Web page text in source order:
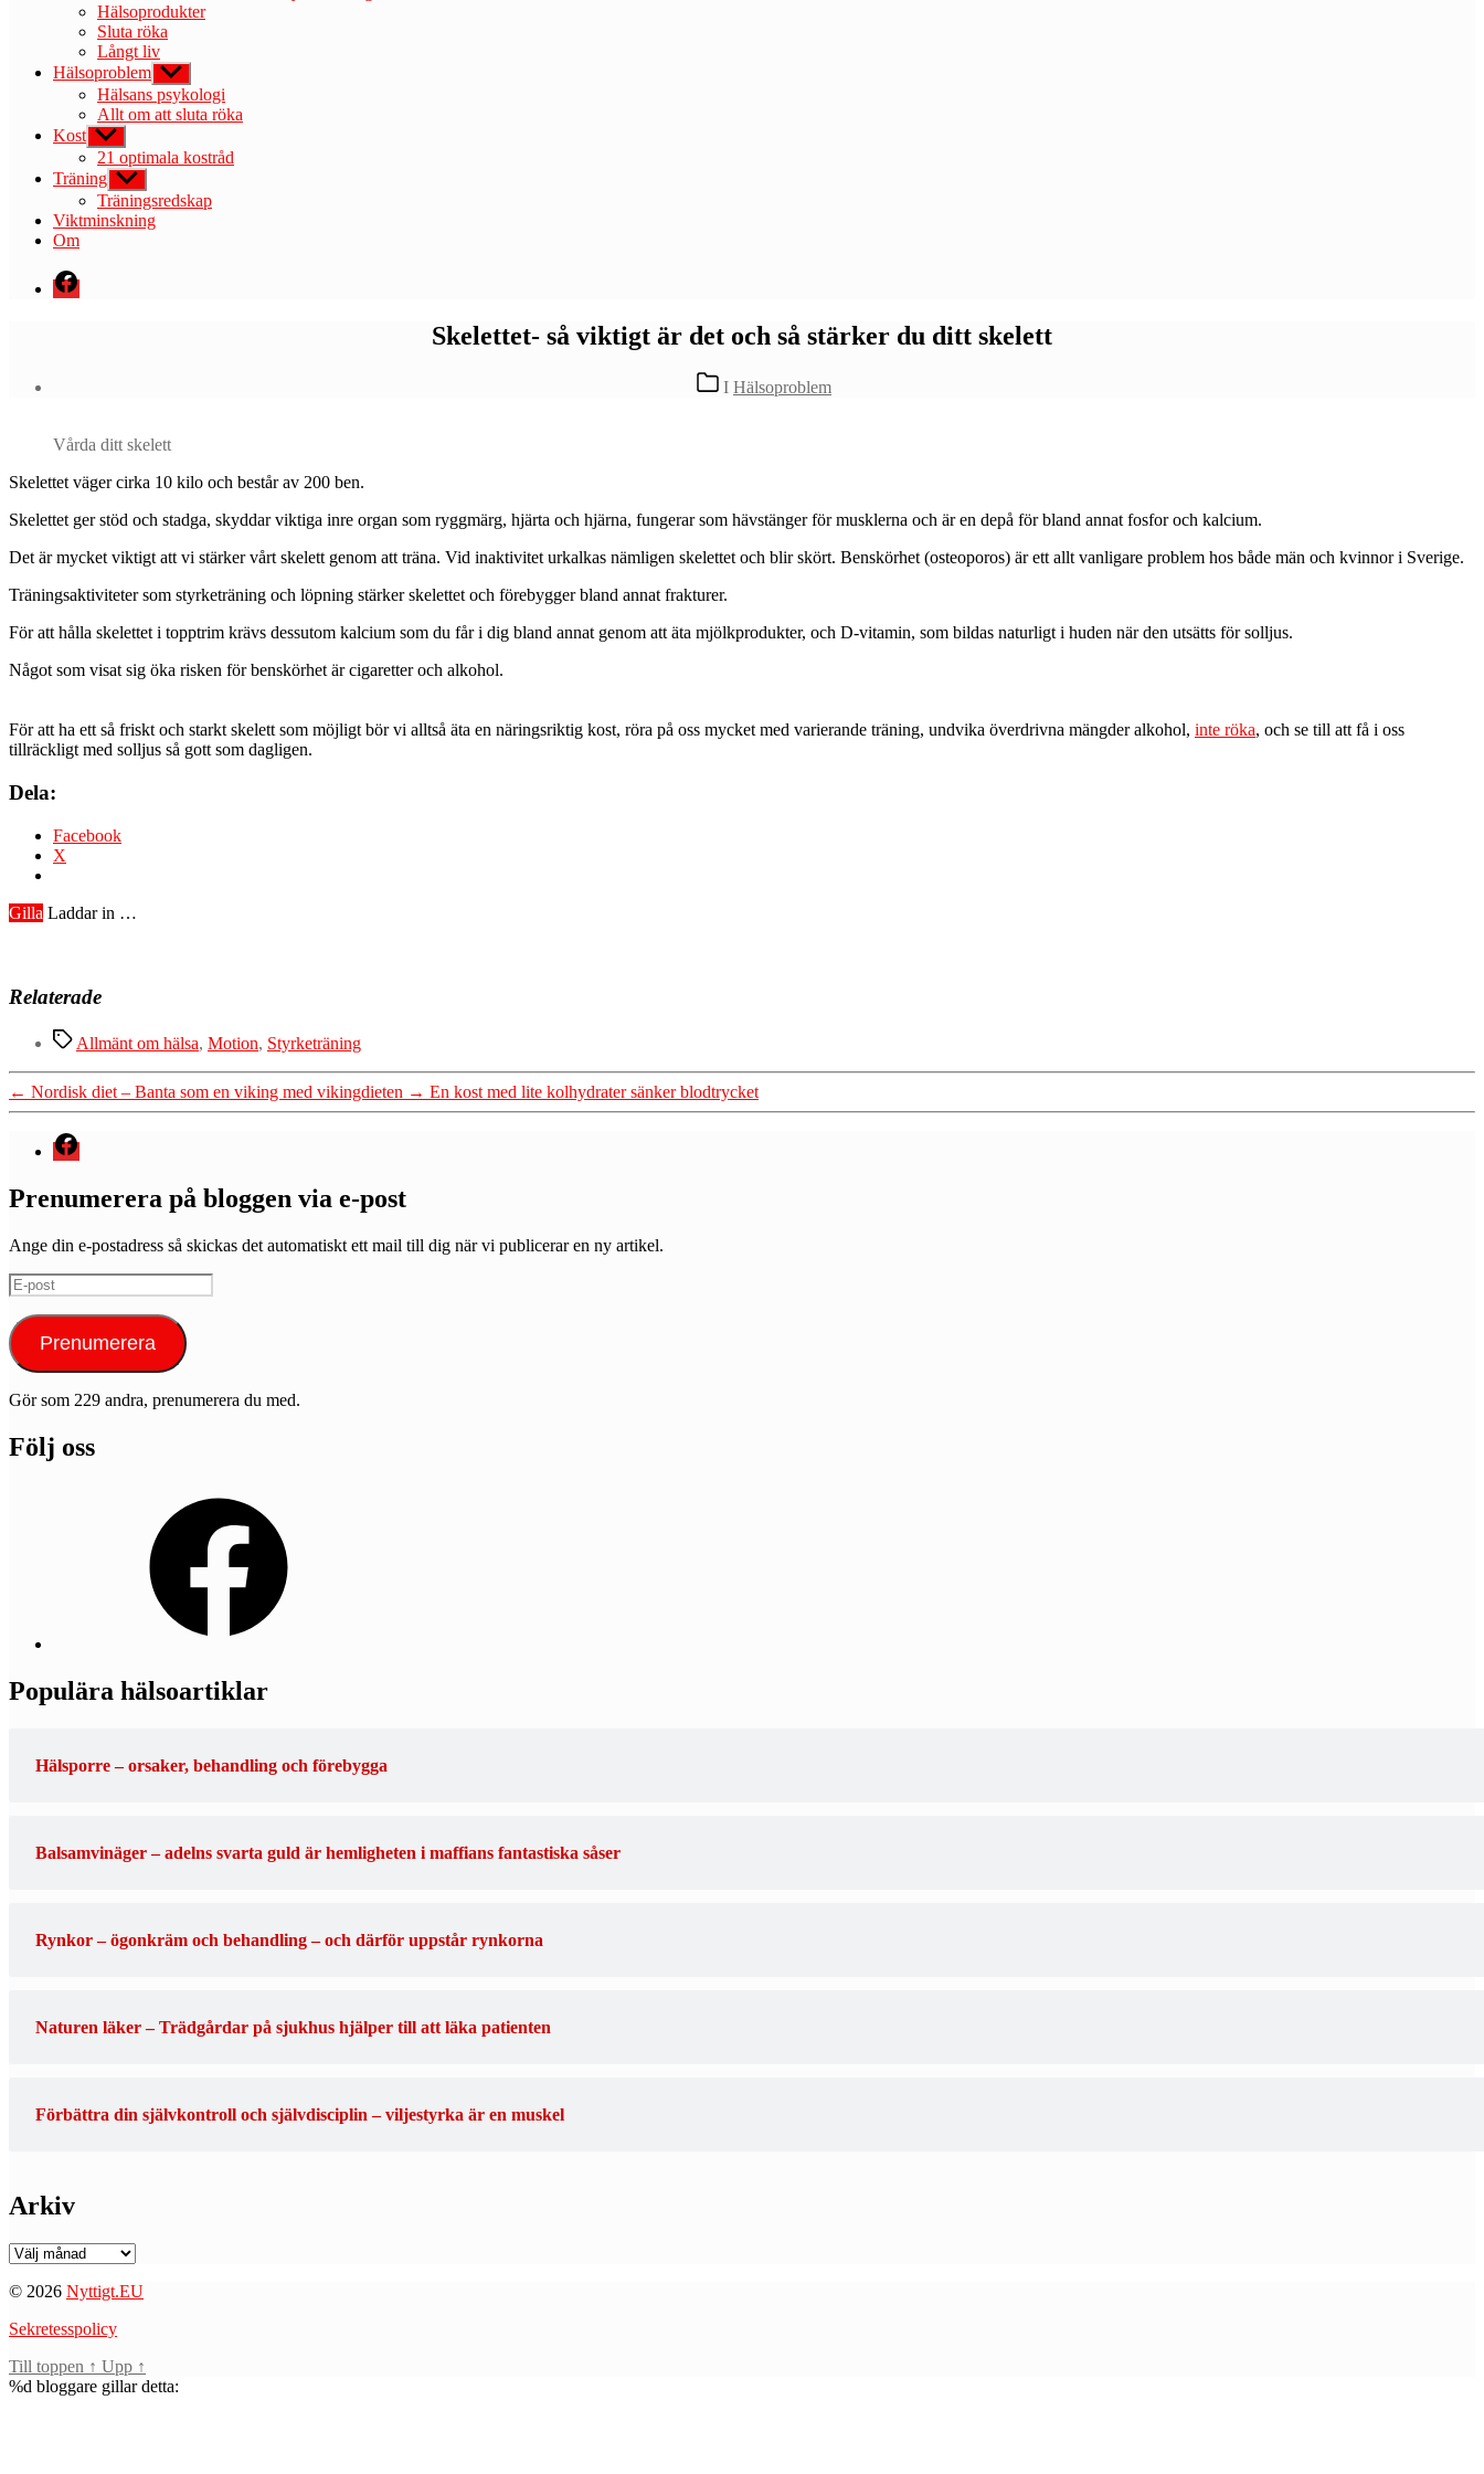
Hälsoprodukter
Sluta röka
Långt liv
Hälsoproblem Visa
undermeny
Hälsans psykologi
Allt om att sluta röka
Kost Visa
undermeny
21 optimala kostråd
Träning Visa
undermeny
Träningsredskap
Viktminskning
Om
Menyval
Skelettet- så viktigt är det och så stärker du ditt skelett
Kategorier
I Hälsoproblem
Vårda ditt skelett
Skelettet väger cirka 10 kilo och består av 200 ben.
Skelettet ger stöd och stadga, skyddar viktiga inre organ som ryggmärg, hjärta och hjärna, fungerar som hävstänger för musklerna och är en depå för bland annat fosfor och kalcium.
Det är mycket viktigt att vi stärker vårt skelett genom att träna. Vid inaktivitet urkalkas nämligen skelettet och blir skört. Benskörhet (osteoporos) är ett allt vanligare problem hos både män och kvinnor i Sverige.
Träningsaktiviteter som styrketräning och löpning stärker skelettet och förebygger bland annat frakturer.
För att hålla skelettet i topptrim krävs dessutom kalcium som du får i dig bland annat genom att äta mjölkprodukter, och D-vitamin, som bildas naturligt i huden när den utsätts för solljus.
Något som visat sig öka risken för benskörhet är cigaretter och alkohol.
För att ha ett så friskt och starkt skelett som möjligt bör vi alltså äta en näringsriktig kost, röra på oss mycket med varierande träning, undvika överdrivna mängder alkohol, inte röka, och se till att få i oss
tillräckligt med solljus så gott som dagligen.
Dela:
Facebook
X
Gilla Laddar in …
Relaterade
Etiketter
Allmänt om hälsa, Motion, Styrketräning
← Nordisk diet – Banta som en viking med vikingdieten → En kost med lite kolhydrater sänker blodtrycket
Menyval
Prenumerera på bloggen via e-post
Ange din e-postadress så skickas det automatiskt ett mail till dig när vi publicerar en ny artikel.
E-
post
Prenumerera
Gör som 229 andra, prenumerera du med.
Följ oss
Populära hälsoartiklar
Hälsporre – orsaker, behandling och förebygga
Balsamvinäger – adelns svarta guld är hemligheten i maffians fantastiska såser
Rynkor – ögonkräm och behandling – och därför uppstår rynkorna
Naturen läker – Trädgårdar på sjukhus hjälper till att läka patienten
Förbättra din självkontroll och självdisciplin – viljestyrka är en muskel
Arkiv
Arkiv
© 2026 Nyttigt.EU
Sekretesspolicy
Till toppen ↑ Upp ↑
%d bloggare gillar detta: